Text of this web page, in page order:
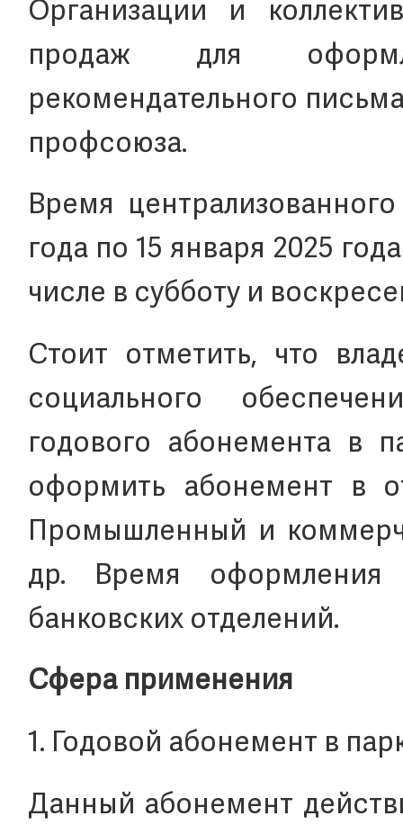
Организации и
продаж для
рекомендательного
профсоюза.
Время
года по 15 января 2025
числе в субботу и
Стоит отметить, что
социального
годового абонемента в
оформить абонемент в
Промышленный и
др. Время оформления
банковских отделений.
Сфера применения
1. Годовой абонемент в
Данный абонемент